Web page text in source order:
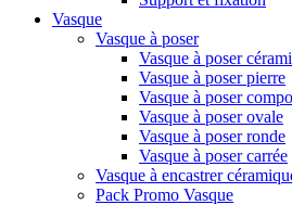
Vasque
Vasque à poser
Vasque à poser
Vasque à poser pierre
Vasque à poser
Vasque à poser ovale
Vasque à poser ronde
Vasque à poser carrée
Vasque à encastrer
Pack Promo Vasque